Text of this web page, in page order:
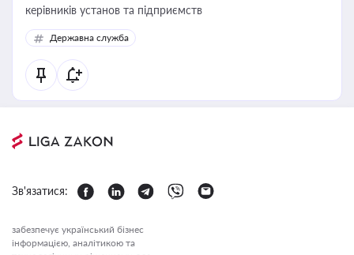
керівників установ та підприємств
Державна служба
Зв'язатися:
забезпечує український бізнес
інформацією, аналітикою та